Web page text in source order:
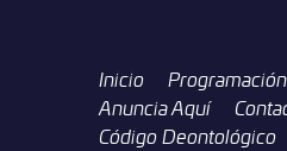
Inicio Programación
Anuncia Aquí
Código Deontológico